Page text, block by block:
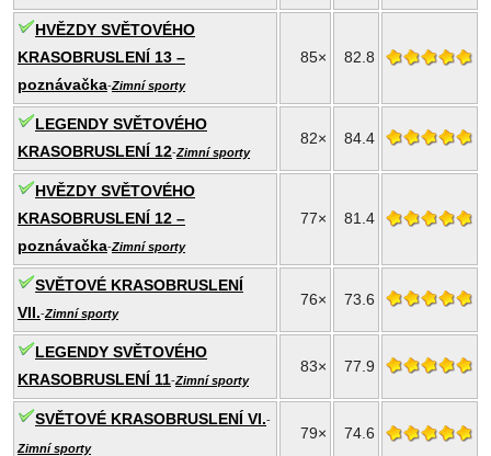
HVĚZDY SVĚTOVÉHO
KRASOBRUSLENÍ 13 –
poznávačka-Zimní sporty
85× 82.8
LEGENDY SVĚTOVÉHO
KRASOBRUSLENÍ 12-Zimní sporty
82× 84.4
HVĚZDY SVĚTOVÉHO
KRASOBRUSLENÍ 12 –
poznávačka-Zimní sporty
77× 81.4
SVĚTOVÉ KRASOBRUSLENÍ
VII.-Zimní sporty
76× 73.6
LEGENDY SVĚTOVÉHO
KRASOBRUSLENÍ 11-Zimní sporty
83× 77.9
SVĚTOVÉ KRASOBRUSLENÍ VI.-
Zimní sporty
79× 74.6